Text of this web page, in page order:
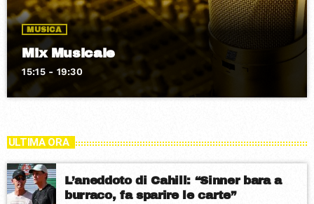
MUSICA
Mix Musicale
15:15 - 19:30
ULTIMA ORA
L’aneddoto di Cahill: “Sinner bara a
burraco, fa sparire le carte”